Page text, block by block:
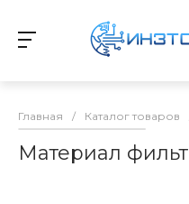
Главная / Каталог товаров
Материал